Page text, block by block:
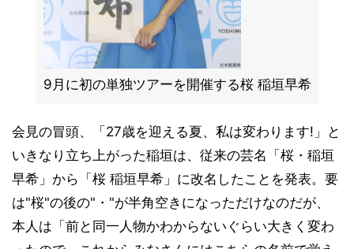
9月に初の単独ツアーを開催する桜 稲垣早希
会見の冒頭、「27歳を迎える夏、私は変わります!」と
いきなり立ち上がった稲垣は、従来の芸名「桜・稲垣
早希」から「桜 稲垣早希」に改名したことを発表。要
は"桜"の後の"・"が半角空きになっただけなのだが、
本人は「前と同一人物かわからないぐらい大きく変わ